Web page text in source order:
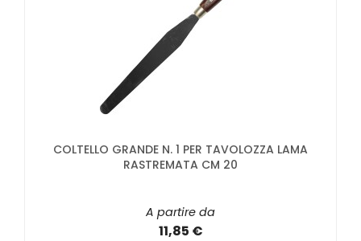
COLTELLO GRANDE N. 1 PER TAVOLOZZA LAMA
RASTREMATA CM 20
A partire da
11,85 €